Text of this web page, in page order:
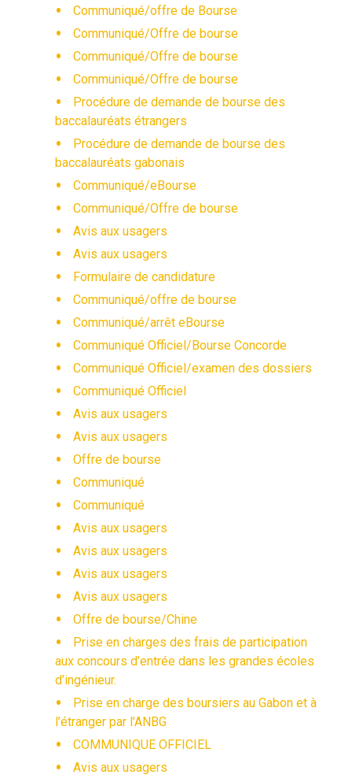
Communiqué/offre de Bourse
Communiqué/Offre de bourse
Communiqué/Offre de bourse
Communiqué/Offre de bourse
Procédure de demande de bourse des
baccalauréats étrangers
Procédure de demande de bourse des
baccalauréats gabonais
Communiqué/eBourse
Communiqué/Offre de bourse
Avis aux usagers
Avis aux usagers
Formulaire de candidature
Communiqué/offre de bourse
Communiqué/arrêt eBourse
Communiqué Officiel/Bourse Concorde
Communiqué Officiel/examen des dossiers
Communiqué Officiel
Avis aux usagers
Avis aux usagers
Offre de bourse
Communiqué
Communiqué
Avis aux usagers
Avis aux usagers
Avis aux usagers
Avis aux usagers
Offre de bourse/Chine
Prise en charges des frais de participation
aux concours d’entrée dans les grandes écoles
d’ingénieur.
Prise en charge des boursiers au Gabon et à
l’étranger par l’ANBG
COMMUNIQUE OFFICIEL
Avis aux usagers